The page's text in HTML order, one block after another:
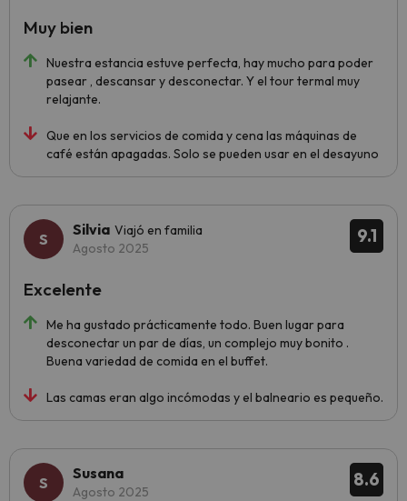
Nuestra estancia estuve perfecta, hay mucho para poder
pasear , descansar y desconectar. Y el tour termal muy
relajante.
Que en los servicios de comida y cena las máquinas de
café están apagadas. Solo se pueden usar en el desayuno
Muy bien
9.1
Silvia Viajó en familia
Agosto 2025
Me ha gustado prácticamente todo. Buen lugar para
desconectar un par de días, un complejo muy bonito .
Buena variedad de comida en el buffet.
Las camas eran algo incómodas y el balneario es pequeño.
Excelente
8.6
Susana
Agosto 2025